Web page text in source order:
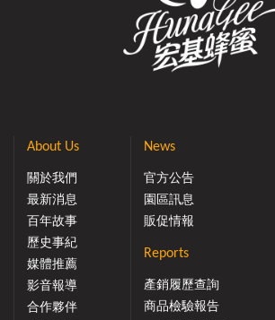
About Us
關於我們
最新消息
百年故事
歷史事紀
媒體推薦
影音報導
合作夥伴
News
官方公告
園區訊息
販促情報
Reports
產銷履歷查詢
商品檢驗報告